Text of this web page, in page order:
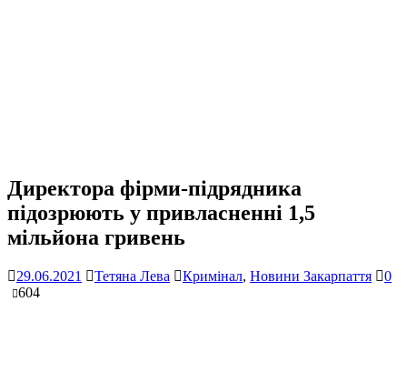
Директора фірми-підрядника
підозрюють у привласненні 1,5
мільйона гривень
29.06.2021 Тетяна Лева Кримінал, Новини Закарпаття
0
604